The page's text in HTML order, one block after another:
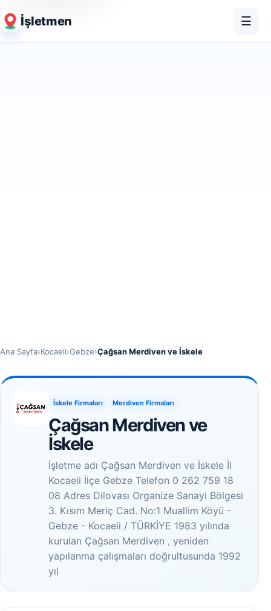
İşletmen ☰
Ana Sayfa›Kocaeli›Gebze›Çağsan Merdiven ve İskele
İskele Firmaları Merdiven Firmaları
Çağsan Merdiven ve
İskele
İşletme adı Çağsan Merdiven ve İskele İl
Kocaeli İlçe Gebze Telefon 0 262 759 18
08 Adres Dilovası Organize Sanayi Bölgesi
3. Kısım Meriç Cad. No:1 Muallim Köyü -
Gebze - Kocaeli / TÜRKİYE 1983 yılında
kurulan Çağsan Merdiven , yeniden
yapılanma çalışmaları doğrultusunda 1992
yıl